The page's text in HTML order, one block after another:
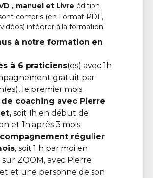
, manuel et Livre édition
compris (en Format PDF,
intégrer à la formation
à notre formation en
à 6 praticiens(es) avec 1h
gratuit par
le premier mois.
de coaching avec Pierre
soit 1h en début de
et 1h après 3 mois
régulier
, soit 1 h par moi en
ZOOM, avec Pierre
et une personne de son